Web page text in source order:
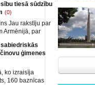
tiesā sūdzību
(0)
Jau rakstīju par
Armēnijā, par
«Samta»
kurās
partiju
procentu
pirmajās
ģimenes
ko izraisīja
160 baznīcas